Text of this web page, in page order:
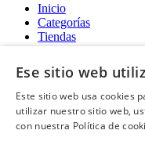
Inicio
Categorías
Tiendas
Gratis
Acerca de
Sobre nosotros
Contacto
Ese sitio web
Este sitio web usa cookies
utilizar nuestro sitio web,
con nuestra Política de